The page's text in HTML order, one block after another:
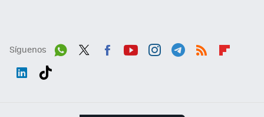
Síguenos